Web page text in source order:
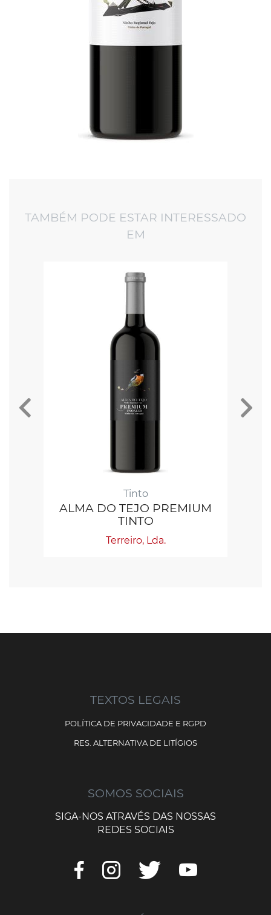
TAMBÉM PODE ESTAR INTERESSADO
EM
Tinto
ALMA DO TEJO PREMIUM
TINTO
Terreiro, Lda.
TEXTOS LEGAIS
POLÍTICA DE PRIVACIDADE E RGPD
RES. ALTERNATIVA DE LITÍGIOS
SOMOS SOCIAIS
SIGA-NOS ATRAVÉS DAS NOSSAS
REDES SOCIAIS